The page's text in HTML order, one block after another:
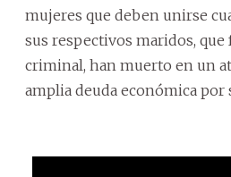
mujeres que deben unirse
sus respectivos maridos,
criminal, han muerto en un
amplia deuda económica por